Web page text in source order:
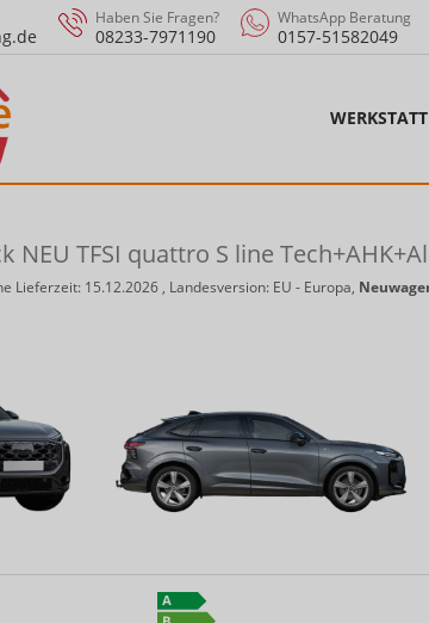
Haben Sie Fragen?
08233-7971190
WhatsApp Beratung
0157-51582049
WERKSTATT
NEU TFSI quattro S line
Lieferzeit: 15.12.2026 , Landesversion: EU - Europa,